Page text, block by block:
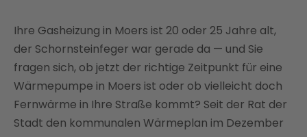
jetzt wissen müssen
Welche Wärmepumpe passt zu Ihrem Haus in
Moers?
Was kostet eine Wärmepumpe in Moers?
Förderung für Ihre Wärmepumpe in Moers — alle
Programme 2026
Ihre Gasheizung in Moers ist 20 oder 25 Jahre alt,
der Schornsteinfeger war gerade da — und Sie
fragen sich, ob jetzt der richtige Zeitpunkt für eine
Wärmepumpe in Moers ist oder ob vielleicht doch
Fernwärme in Ihre Straße kommt? Seit der Rat der
Stadt den kommunalen Wärmeplan im Dezember